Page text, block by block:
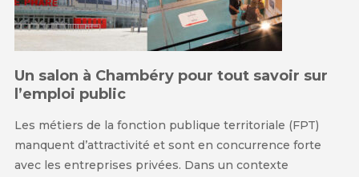
Un salon à Chambéry pour tout savoir sur
l’emploi public
Les métiers de la fonction publique territoriale (FPT)
manquent d’attractivité et sont en concurrence forte
avec les entreprises privées. Dans un contexte